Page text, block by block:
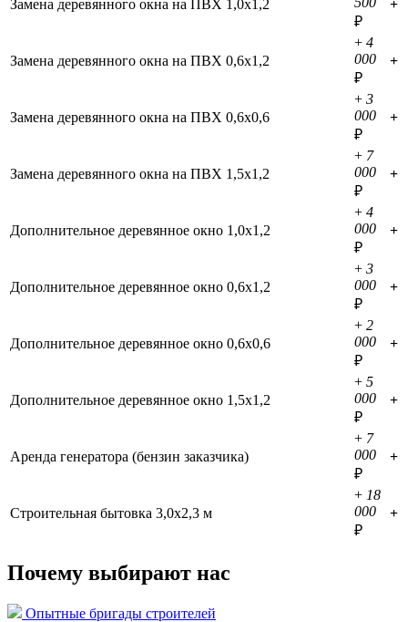
Замена деревянного окна на ПВХ 1,0х1,2
₽
+
Замена деревянного окна на ПВХ 0,6х1,2
+ 4
000
₽
+
Замена деревянного окна на ПВХ 0,6х0,6
+ 3
000
₽
+
Замена деревянного окна на ПВХ 1,5х1,2
+ 7
000
₽
+
Дополнительное деревянное окно 1,0х1,2
+ 4
000
₽
+
Дополнительное деревянное окно 0,6х1,2
+ 3
000
₽
+
Дополнительное деревянное окно 0,6х0,6
+ 2
000
₽
+
Дополнительное деревянное окно 1,5х1,2
+ 5
000
₽
+
Аренда генератора (бензин заказчика)
+ 7
000
₽
+
Строительная бытовка 3,0х2,3 м
+ 18
000
₽
+
Почему выбирают нас
Опытные бригады строителей